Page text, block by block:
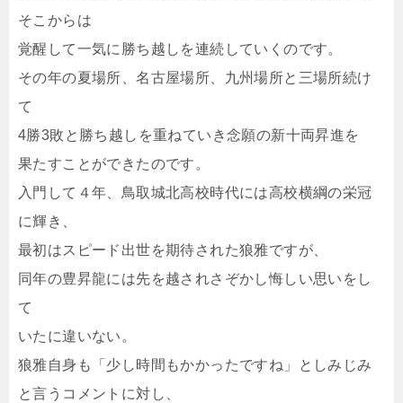
そこからは
覚醒して一気に勝ち越しを連続していくのです。
その年の夏場所、名古屋場所、九州場所と三場所続け
て
4勝3敗と勝ち越しを重ねていき念願の新十両昇進を
果たすことができたのです。
入門して４年、鳥取城北高校時代には高校横綱の栄冠
に輝き、
最初はスピード出世を期待された狼雅ですが、
同年の豊昇龍には先を越されさぞかし悔しい思いをし
て
いたに違いない。
狼雅自身も「少し時間もかかったですね」としみじみ
と言うコメントに対し、